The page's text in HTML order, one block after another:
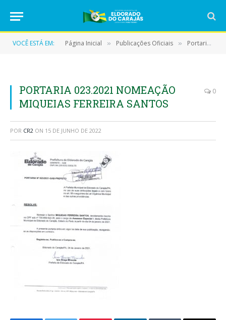
VOCÊ ESTÁ EM: Página Inicial » Publicações Oficiais » Portarias
PORTARIA 023.2021 NOMEAÇÃO
MIQUEIAS FERREIRA SANTOS
0
POR CR2 ON 15 DE JUNHO DE 2022